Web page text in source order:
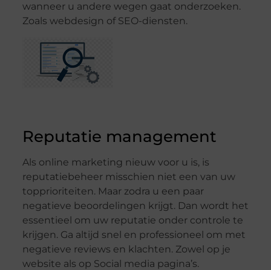
wanneer u andere wegen gaat onderzoeken.
Zoals webdesign of SEO-diensten.
Reputatie management
Als online marketing nieuw voor u is, is
reputatiebeheer misschien niet een van uw
topprioriteiten. Maar zodra u een paar
negatieve beoordelingen krijgt. Dan wordt het
essentieel om uw reputatie onder controle te
krijgen. Ga altijd snel en professioneel om met
negatieve reviews en klachten. Zowel op je
website als op Social media pagina’s.